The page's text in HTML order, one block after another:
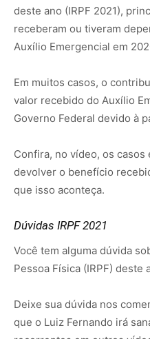
deste ano (IRPF 2021),
receberam ou tiveram
Auxílio Emergencial em
Em muitos casos, o
valor recebido do Auxílio
Governo Federal devido à
Confira, no vídeo, os
devolver o benefício
que isso aconteça.
Dúvidas IRPF 2021
Você tem alguma dúvida
Pessoa Física (IRPF) deste
Deixe sua dúvida nos
que o Luiz Fernando irá